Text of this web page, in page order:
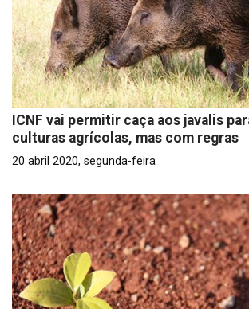
ICNF vai permitir caça aos javalis
culturas agrícolas, mas com regras
20 abril 2020, segunda-feira